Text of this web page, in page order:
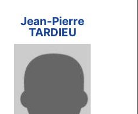
Jean-Pierre
TARDIEU